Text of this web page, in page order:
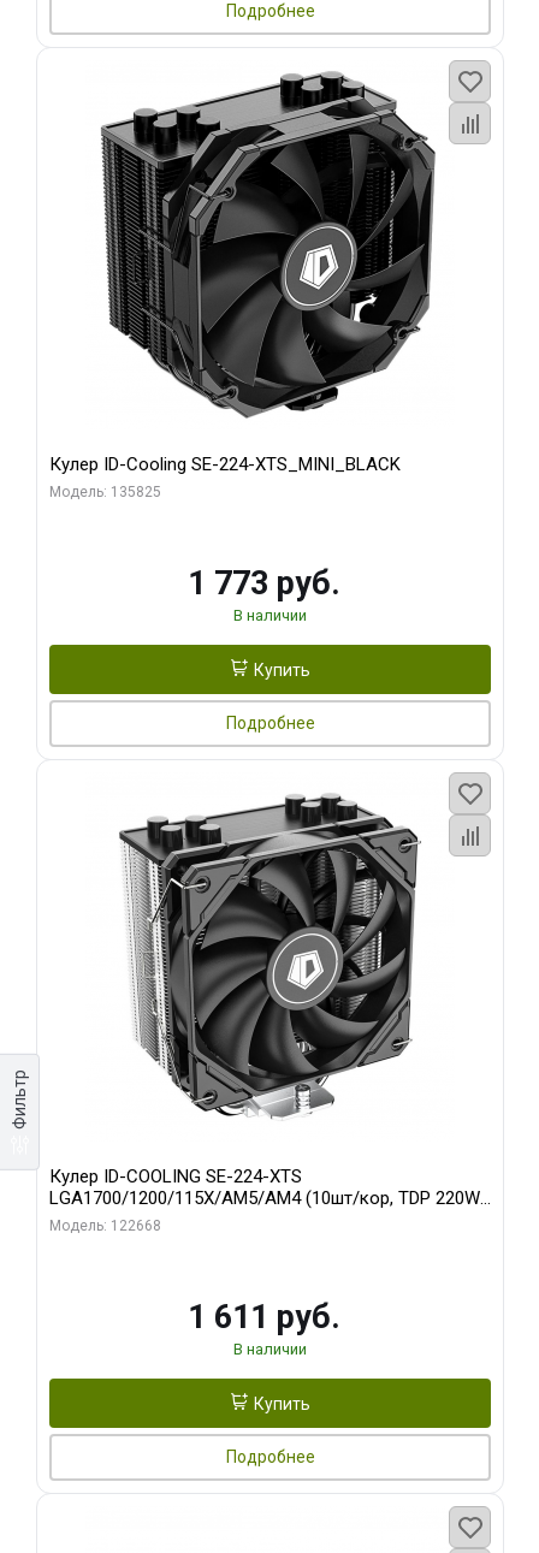
Фильтр
Подробнее
Кулер ID-Cooling SE-224-XTS_MINI_BLACK
Модель: 135825
1 773 руб.
В наличии
Купить
Подробнее
Кулер ID-COOLING SE-224-XTS
LGA1700/1200/115X/AM5/AM4 (10шт/кор, TDP 220W,
PWM, 4 тепл.трубки прямого контакта, FAN 120mm)
Модель: 122668
1 611 руб.
В наличии
Купить
Подробнее